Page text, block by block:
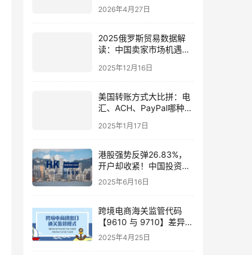
电子报税要求）
2026年4月27日
2025俄罗斯贸易数据解
读：中国卖家市场机遇与
2025年12月16日
美国转账方式大比拼：电
汇、ACH、PayPal哪种方
2025年1月17日
港股强势反弹26.83%，
开户却收紧！中国投资者
如何趁机弯道超车？
2025年6月16日
跨境电商海关监管代码
【9610 与 9710】差异详
解：一文搞懂
2025年4月25日